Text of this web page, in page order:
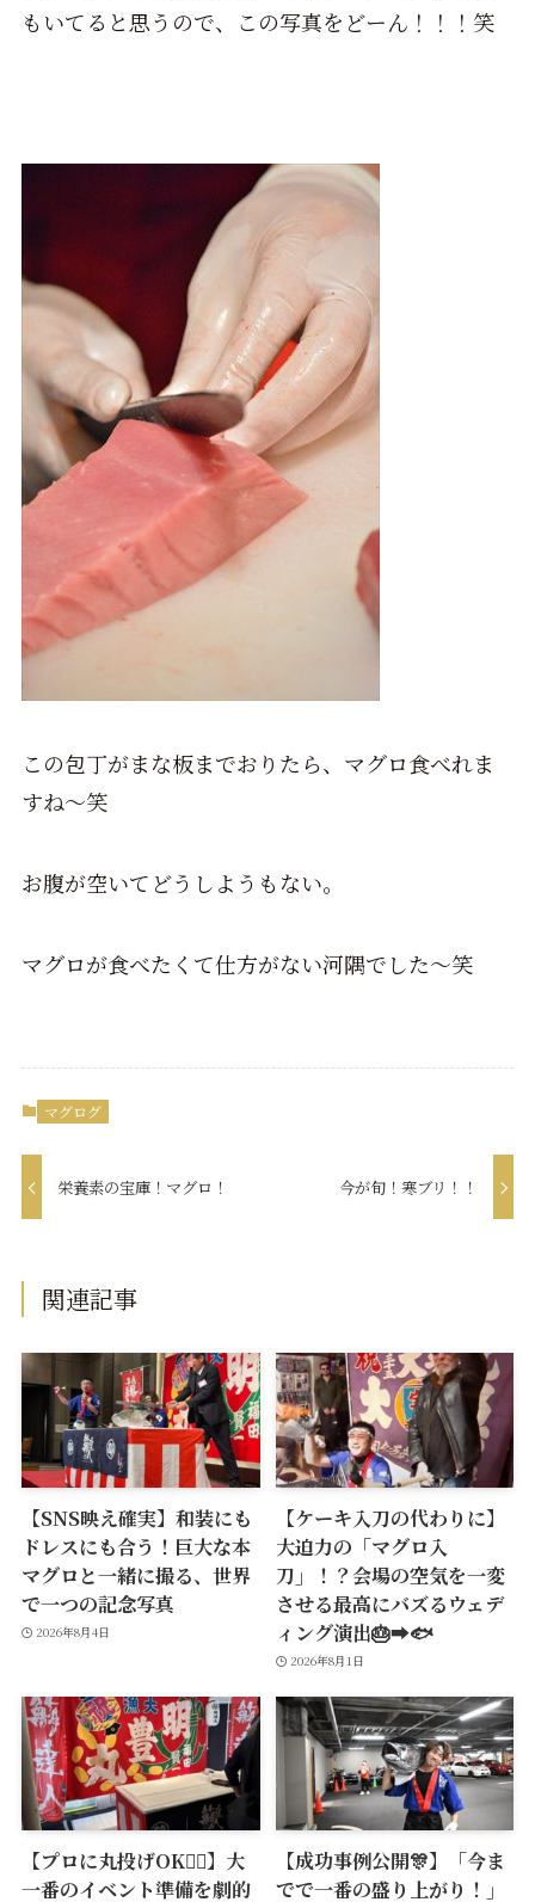
もいてると思うので、この写真をどーん！！！笑
この包丁がまな板までおりたら、マグロ食べれま
すね～笑
お腹が空いてどうしようもない。
マグロが食べたくて仕方がない河隅でした～笑
マグログ
栄養素の宝庫！マグロ！ 今が旬！寒ブリ！！
関連記事
【SNS映え確実】和装にも
ドレスにも合う！巨大な本
マグロと一緒に撮る、世界
で一つの記念写真
2026年8月4日
【ケーキ入刀の代わりに】
大迫力の「マグロ入
刀」！？会場の空気を一変
させる最高にバズるウェデ
ィング演出🎂➡️🐟
2026年8月1日
【プロに丸投げOK🙆‍♂️】大
一番のイベント準備を劇的
【成功事例公開🎊】「今ま
でで一番の盛り上がり！」